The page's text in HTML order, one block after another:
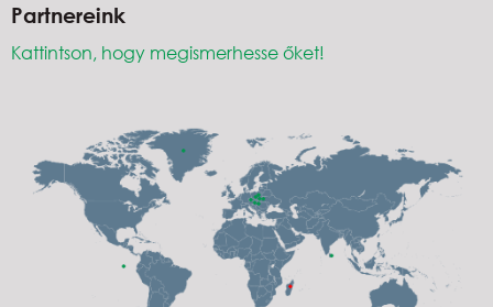
Partnereink
Kattintson, hogy megismerhesse őket!